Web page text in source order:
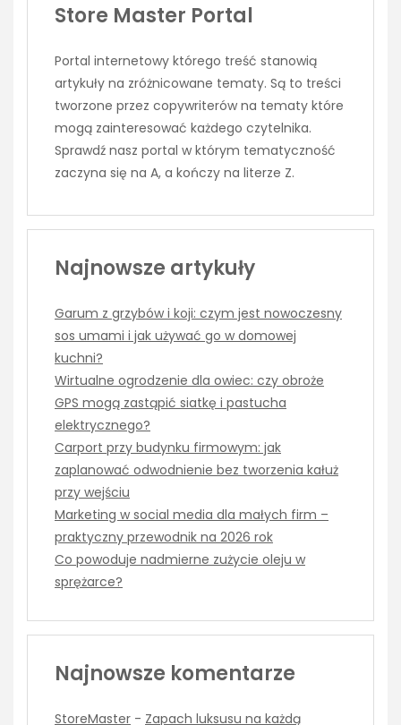
Store Master Portal
Portal internetowy którego treść stanowią
artykuły na zróżnicowane tematy. Są to treści
tworzone przez copywriterów na tematy które
mogą zainteresować każdego czytelnika.
Sprawdź nasz portal w którym tematyczność
zaczyna się na A, a kończy na literze Z.
Najnowsze artykuły
Garum z grzybów i koji: czym jest nowoczesny
sos umami i jak używać go w domowej
kuchni?
Wirtualne ogrodzenie dla owiec: czy obroże
GPS mogą zastąpić siatkę i pastucha
elektrycznego?
Carport przy budynku firmowym: jak
zaplanować odwodnienie bez tworzenia kałuż
przy wejściu
Marketing w social media dla małych firm –
praktyczny przewodnik na 2026 rok
Co powoduje nadmierne zużycie oleju w
sprężarce?
Najnowsze komentarze
StoreMaster - Zapach luksusu na każdą